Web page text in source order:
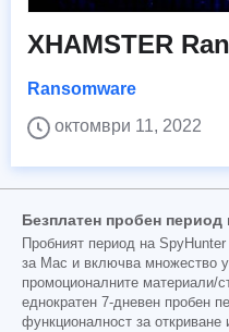
XHAMSTER
Ransomware
октомври 11, 2022
Безплатен пробен
Пробният период на
за Mac и включва множество
промоционалните материали/
еднократен 7-дневен пробен
функционалност за